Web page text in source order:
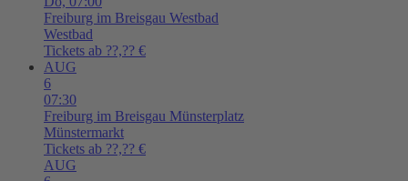
Freiburg im Breisgau Westbad
Westbad
Tickets ab ??,?? €
AUG
6
07:30
Freiburg im Breisgau Münsterplatz
Münstermarkt
Tickets ab ??,?? €
AUG